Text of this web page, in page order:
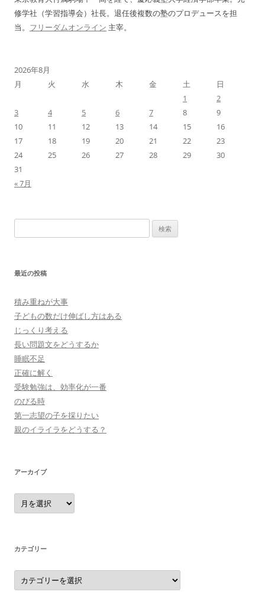
修学社（学習指導会）社長。退任後複数の塾のプロデュースを担
当。 フリーダムオンライン 主宰。
2026年8月
月
火 水 木 金 土
日
1
2
3
4 5 6 7 8
9
10
11 12 13 14 15
16
17
18 19 20 21 22
23
24
25 26 27 28 29
30
31
« 7月
索:
最近の投稿
積み重ねが大事
子どもの数だけ伸ばし方はある
じっくり考える
長い問題文をどうするか
睡眠不足
正確に解く
受験勉強は、効率化が一番
のびる時
第一志望の子を採りたい
親のイライラをどうする？
アーカイブ
ア
ー
カ
カテゴリー
カ
テ
ゴ